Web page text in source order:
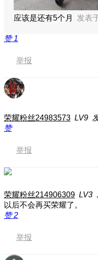
应该是还有5个月 发表
赞1
举报
荣耀粉丝24983573 LV9
赞
举报
荣耀粉丝214906309 LV3
以后不会再买荣耀了。
赞2
举报